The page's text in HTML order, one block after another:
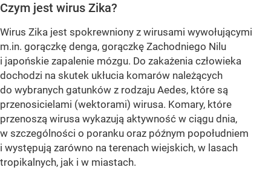
Czym jest wirus Zika?
Wirus Zika jest spokrewniony z wirusami wywołującymi
m.in. gorączkę denga, gorączkę Zachodniego Nilu
i japońskie zapalenie mózgu. Do zakażenia człowieka
dochodzi na skutek ukłucia komarów należących
do wybranych gatunków z rodzaju Aedes, które są
przenosicielami (wektorami) wirusa. Komary, które
przenoszą wirusa wykazują aktywność w ciągu dnia,
w szczególności o poranku oraz późnym popołudniem
i występują zarówno na terenach wiejskich, w lasach
tropikalnych, jak i w miastach.